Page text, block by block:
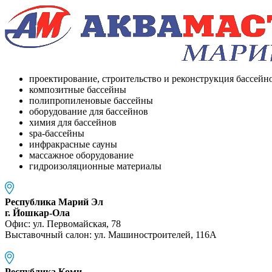
проектирование, строительство и реконструкция
композитные бассейны
полипропиленовые бассейны
оборудование для бассейнов
химия для бассейнов
spa-бассейны
инфракрасные сауны
массажное оборудование
гидроизоляционные материалы
Республика Марий Эл
г. Йошкар-Ола
Офис: ул. Первомайская, 78
Выставочный салон: ул. Машиностроителей, 116A